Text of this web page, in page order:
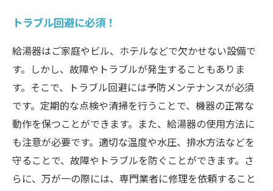
トラブル回避に必須！
給湯器はご家庭やビル、ホテルなどで欠かせない設備で
す。しかし、故障やトラブルが発生することもありま
す。そこで、トラブル回避には予防メンテナンスが必須
です。定期的な点検や清掃を行うことで、機器の正常な
動作を保つことができます。また、給湯器の使用方法に
も注意が必要です。適切な温度や水圧、排水方法などを
守ることで、故障やトラブルを防ぐことができます。さ
らに、万が一の際には、専門業者に修理を依頼すること